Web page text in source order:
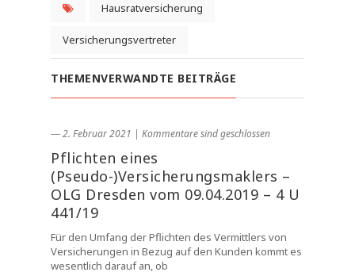
Hausratversicherung
Versicherungsvertreter
THEMENVERWANDTE BEITRÄGE
― 2. Februar 2021 | Kommentare sind geschlossen
Pflichten eines
(Pseudo-)Versicherungsmaklers –
OLG Dresden vom 09.04.2019 – 4 U
441/19
Für den Umfang der Pflichten des Vermittlers von
Versicherungen in Bezug auf den Kunden kommt es
wesentlich darauf an, ob